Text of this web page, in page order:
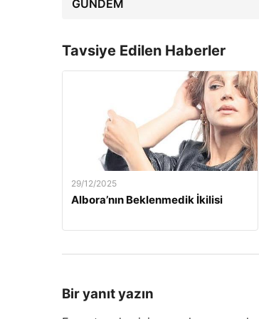
GÜNDEM
Tavsiye Edilen Haberler
29/12/2025
Albora’nın Beklenmedik İkilisi
Bir yanıt yazın